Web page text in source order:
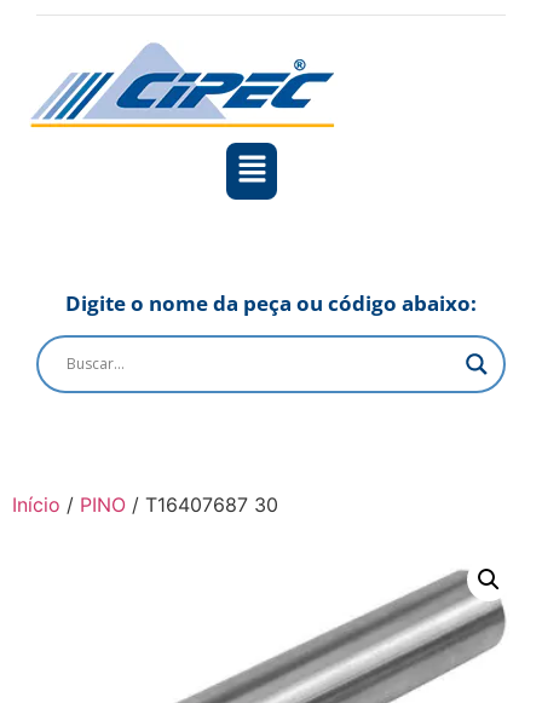
Digite o nome da peça ou código abaixo:
Início / PINO / T16407687 30